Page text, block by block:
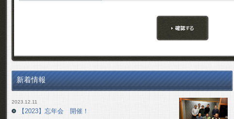
新着情報
2023.12.11
【2023】忘年会 開催！